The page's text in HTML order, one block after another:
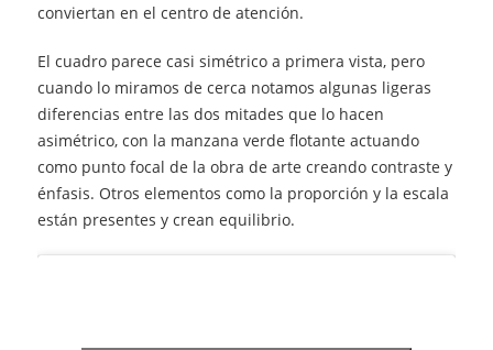
conviertan en el centro de atención.
El cuadro parece casi simétrico a primera vista, pero
cuando lo miramos de cerca notamos algunas ligeras
diferencias entre las dos mitades que lo hacen
asimétrico, con la manzana verde flotante actuando
como punto focal de la obra de arte creando contraste y
énfasis. Otros elementos como la proporción y la escala
están presentes y crean equilibrio.